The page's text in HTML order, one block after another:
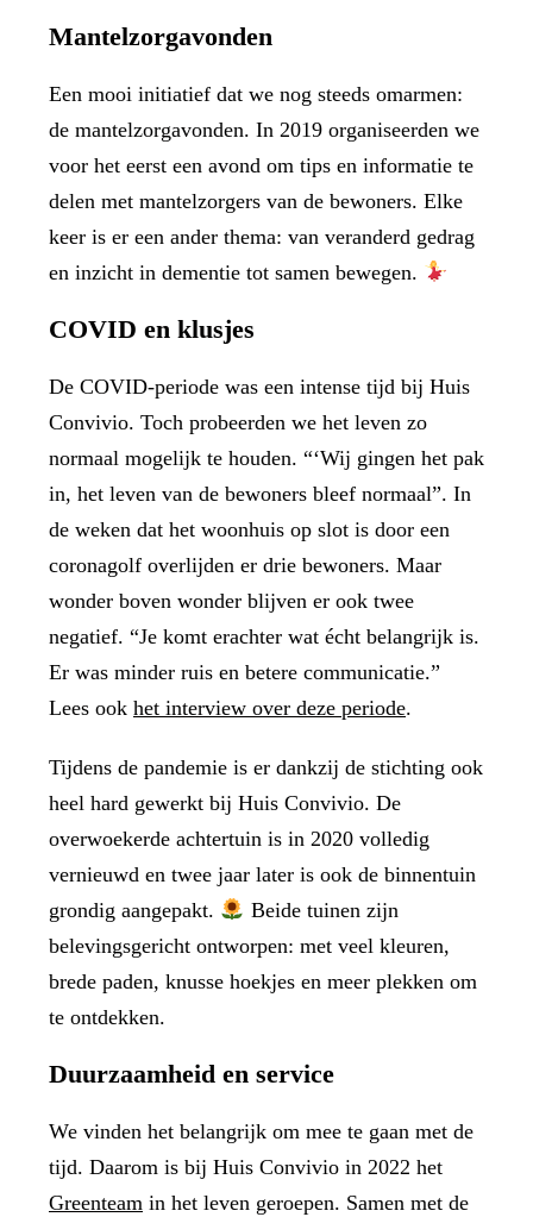
Mantelzorgavonden
Een mooi initiatief dat we nog steeds omarmen:
de mantelzorgavonden. In 2019 organiseerden we
voor het eerst een avond om tips en informatie te
delen met mantelzorgers van de bewoners. Elke
keer is er een ander thema: van veranderd gedrag
en inzicht in dementie tot samen bewegen.
COVID en klusjes
De COVID-periode was een intense tijd bij Huis
Convivio. Toch probeerden we het leven zo
normaal mogelijk te houden. “‘Wij gingen het pak
in, het leven van de bewoners bleef normaal”. In
de weken dat het woonhuis op slot is door een
coronagolf overlijden er drie bewoners. Maar
wonder boven wonder blijven er ook twee
negatief. “Je komt erachter wat écht belangrijk is.
Er was minder ruis en betere communicatie.”
Lees ook het interview over deze periode.
Tijdens de pandemie is er dankzij de stichting ook
heel hard gewerkt bij Huis Convivio. De
overwoekerde achtertuin is in 2020 volledig
vernieuwd en twee jaar later is ook de binnentuin
grondig aangepakt.
Beide tuinen zijn
belevingsgericht ontworpen: met veel kleuren,
brede paden, knusse hoekjes en meer plekken om
te ontdekken.
Duurzaamheid en service
We vinden het belangrijk om mee te gaan met de
tijd. Daarom is bij Huis Convivio in 2022 het
Greenteam in het leven geroepen. Samen met de